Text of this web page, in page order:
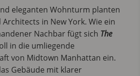
eleganten Wohnturm planten
in New York. Wie ein
Nachbar fügt sich The
in die umliegende
von Midtown Manhattan ein.
Gebäude mit klarer